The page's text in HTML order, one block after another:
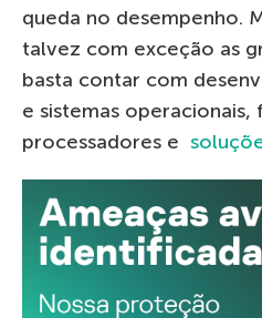
queda no desempenho.
talvez com exceção as
basta contar com
e sistemas operacionais,
processadores e